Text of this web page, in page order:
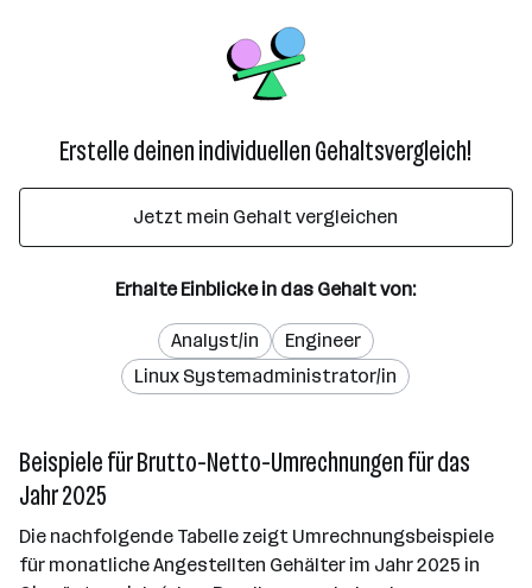
Erstelle deinen individuellen Gehaltsvergleich!
Jetzt mein Gehalt vergleichen
Erhalte Einblicke in das Gehalt von:
Analyst/in
Engineer
Linux Systemadministrator/in
Beispiele für Brutto-Netto-Umrechnungen für das
Jahr 2025
Die nachfolgende Tabelle zeigt Umrechnungsbeispiele
für monatliche Angestellten Gehälter im Jahr 2025 in